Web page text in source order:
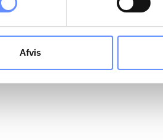
Du bestemmer selv, hvilke
Afvis